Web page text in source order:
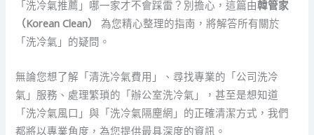
「洗冷氣推薦」哪一家才不會踩雷？別擔心，這篇由韓管家
（Korean Clean）
為您精心整理的指南，將解答所有關於
「洗冷氣」的疑問。
無論您想了解「清洗冷氣費用」、尋找專業的「公司洗冷
氣」服務、處理繁瑣的「辦公室洗冷氣」，甚至是想知道
「洗冷氣風口」與「洗冷氣隔塵網」的正確清潔方式，我們
都將以專業角度，為您提供最具深度的資訊。